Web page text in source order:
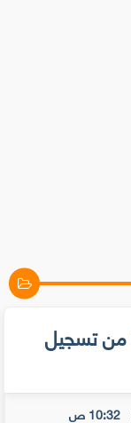
سيتمكن هاتف Google Pixel 7 من تسجيل
10:32 ص